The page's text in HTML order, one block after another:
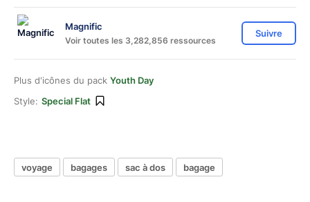
Magnific
Voir toutes les 3,282,856 ressources
Suivre
Plus d'icônes du pack Youth Day
Style: Special Flat
voyage bagages sac à dos bagage